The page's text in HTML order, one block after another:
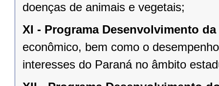
doenças de animais e vegetais;
XI - Programa Desenvolvimento
econômico, bem como o
interesses do Paraná no âmbito